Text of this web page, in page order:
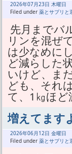
2026年07月23日 木曜日
Filed under 薬とサプリと
先月までバ
リンを混ぜ
は少なめに
ど減らした
いけど、ま
ども、それ
て、1㎏ほ
増えてます
2026年06月 12日 金曜日
Filed under 薬とサプリと